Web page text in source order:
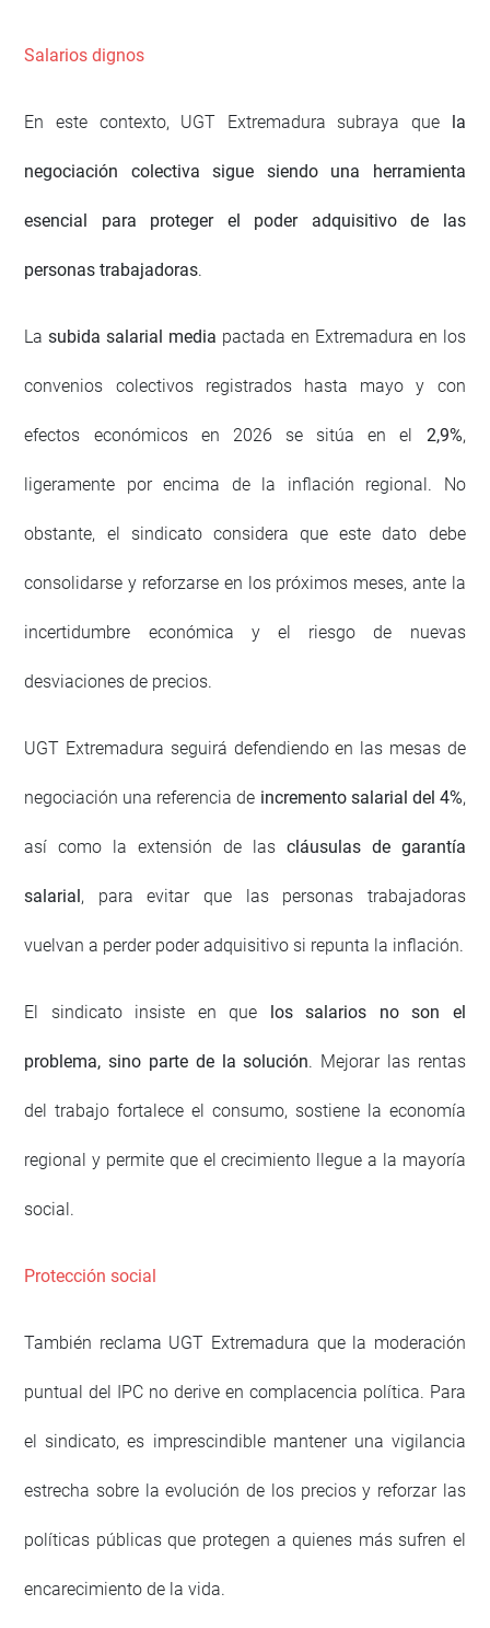
Salarios dignos
En este contexto, UGT Extremadura subraya que la
negociación colectiva sigue siendo una herramienta
esencial para proteger el poder adquisitivo de las
personas trabajadoras.
Lasubida salarial media pactada en Extremadura en los
convenios colectivos registrados hasta mayo y con
efectos económicos en 2026 se sitúa en el 2,9%,
ligeramente por encima de la inflación regional. No
obstante, el sindicato considera que este dato debe
consolidarse y reforzarse en los próximos meses, ante la
incertidumbre económica y el riesgo de nuevas
desviaciones de precios.
UGT Extremadura seguirá defendiendo en las mesas de
negociación una referencia de incremento salarial del 4%,
así como la extensión de las cláusulas de garantía
salarial, para evitar que las personas trabajadoras
vuelvan a perder poder adquisitivo si repunta la inflación.
El sindicato insiste en que los salarios no son el
problema, sino parte de la solución. Mejorar las rentas
del trabajo fortalece el consumo, sostiene la economía
regional y permite que el crecimiento llegue a la mayoría
social.
Protección social
También reclama UGT Extremadura que la moderación
puntual del IPC no derive en complacencia política. Para
el sindicato, es imprescindible mantener una vigilancia
estrecha sobre la evolución de los precios y reforzar las
políticas públicas que protegen a quienes más sufren el
encarecimiento de la vida.